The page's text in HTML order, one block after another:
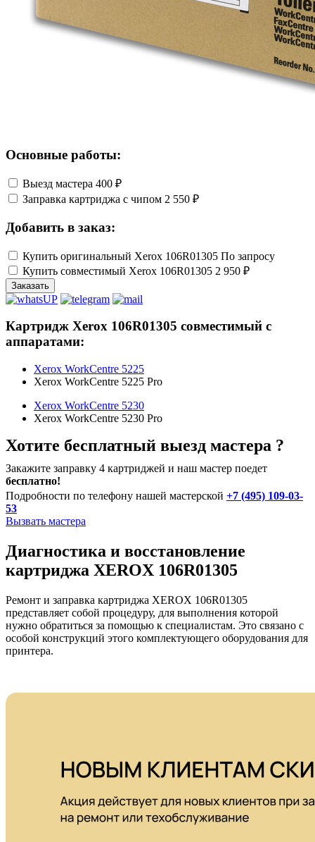
Основные работы:
Выезд мастера 400 ₽
Заправка картриджа с чипом 2 550 ₽
Добавить в заказ:
Купить оригинальный Xerox 106R01305 По запросу
Купить совместимый Xerox 106R01305 2 950 ₽
Заказать
Картридж Xerox 106R01305 совместимый с
аппаратами:
Xerox WorkCentre 5225
Xerox WorkCentre 5225 Pro
Xerox WorkCentre 5230
Xerox WorkCentre 5230 Pro
Хотите бесплатный выезд мастера ?
Закажите заправку 4 картриджей и наш мастер поедет
бесплатно!
Подробности по телефону нашей мастерской +7 (495) 109-03-
53
Вызвать мастера
Диагностика и восстановление
картриджа XEROX 106R01305
Ремонт и заправка картриджа XEROX 106R01305
представляет собой процедуру, для выполнения которой
нужно обратиться за помощью к специалистам. Это связано с
особой конструкций этого комплектующего оборудования для
принтера.